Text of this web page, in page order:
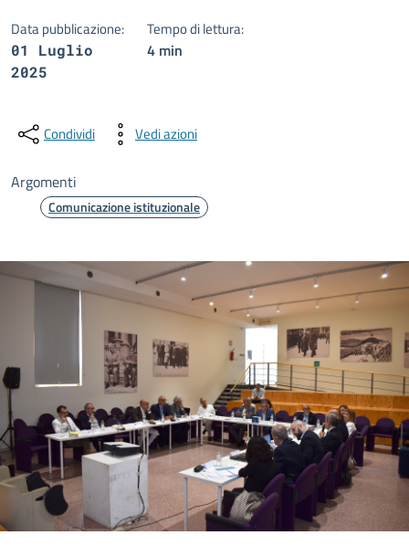
Data pubblicazione:
01 Luglio
2025
Tempo di lettura:
4 min
Condividi Vedi azioni
Argomenti
Comunicazione istituzionale